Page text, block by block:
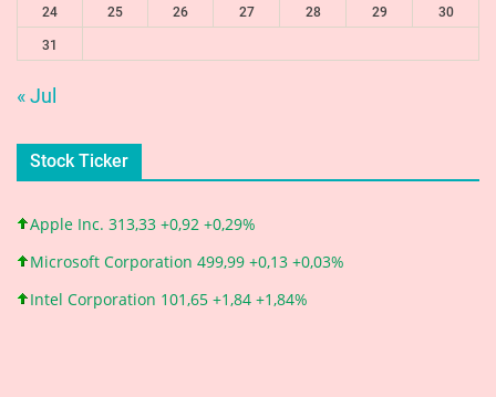
24 25 26 27 28 29 30
31
« Jul
Stock Ticker
Apple Inc. 313,33 +0,92 +0,29%
Microsoft Corporation 499,99 +0,13 +0,03%
Intel Corporation 101,65 +1,84 +1,84%